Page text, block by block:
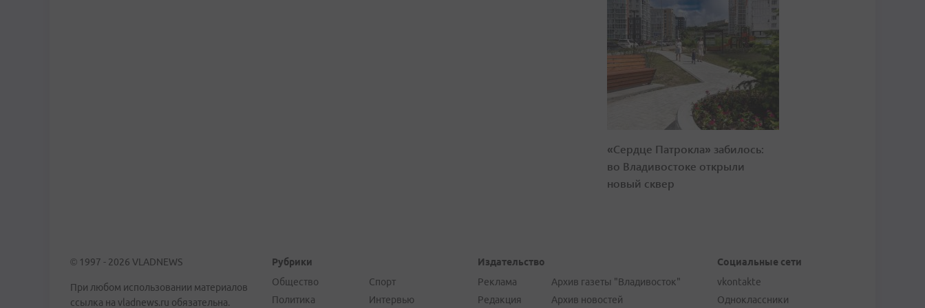
«Сердце Патрокла» забилось:
во Владивостоке открыли
новый сквер
© 1997 - 2026 VLADNEWS
При любом использовании материалов
ссылка на vladnews.ru обязательна.
Рубрики
Общество
Политика
Спорт
Интервью
Издательство
Реклама
Редакция
Архив газеты "Владивосток"
Архив новостей
Социальные сети
vkontakte
Одноклассники